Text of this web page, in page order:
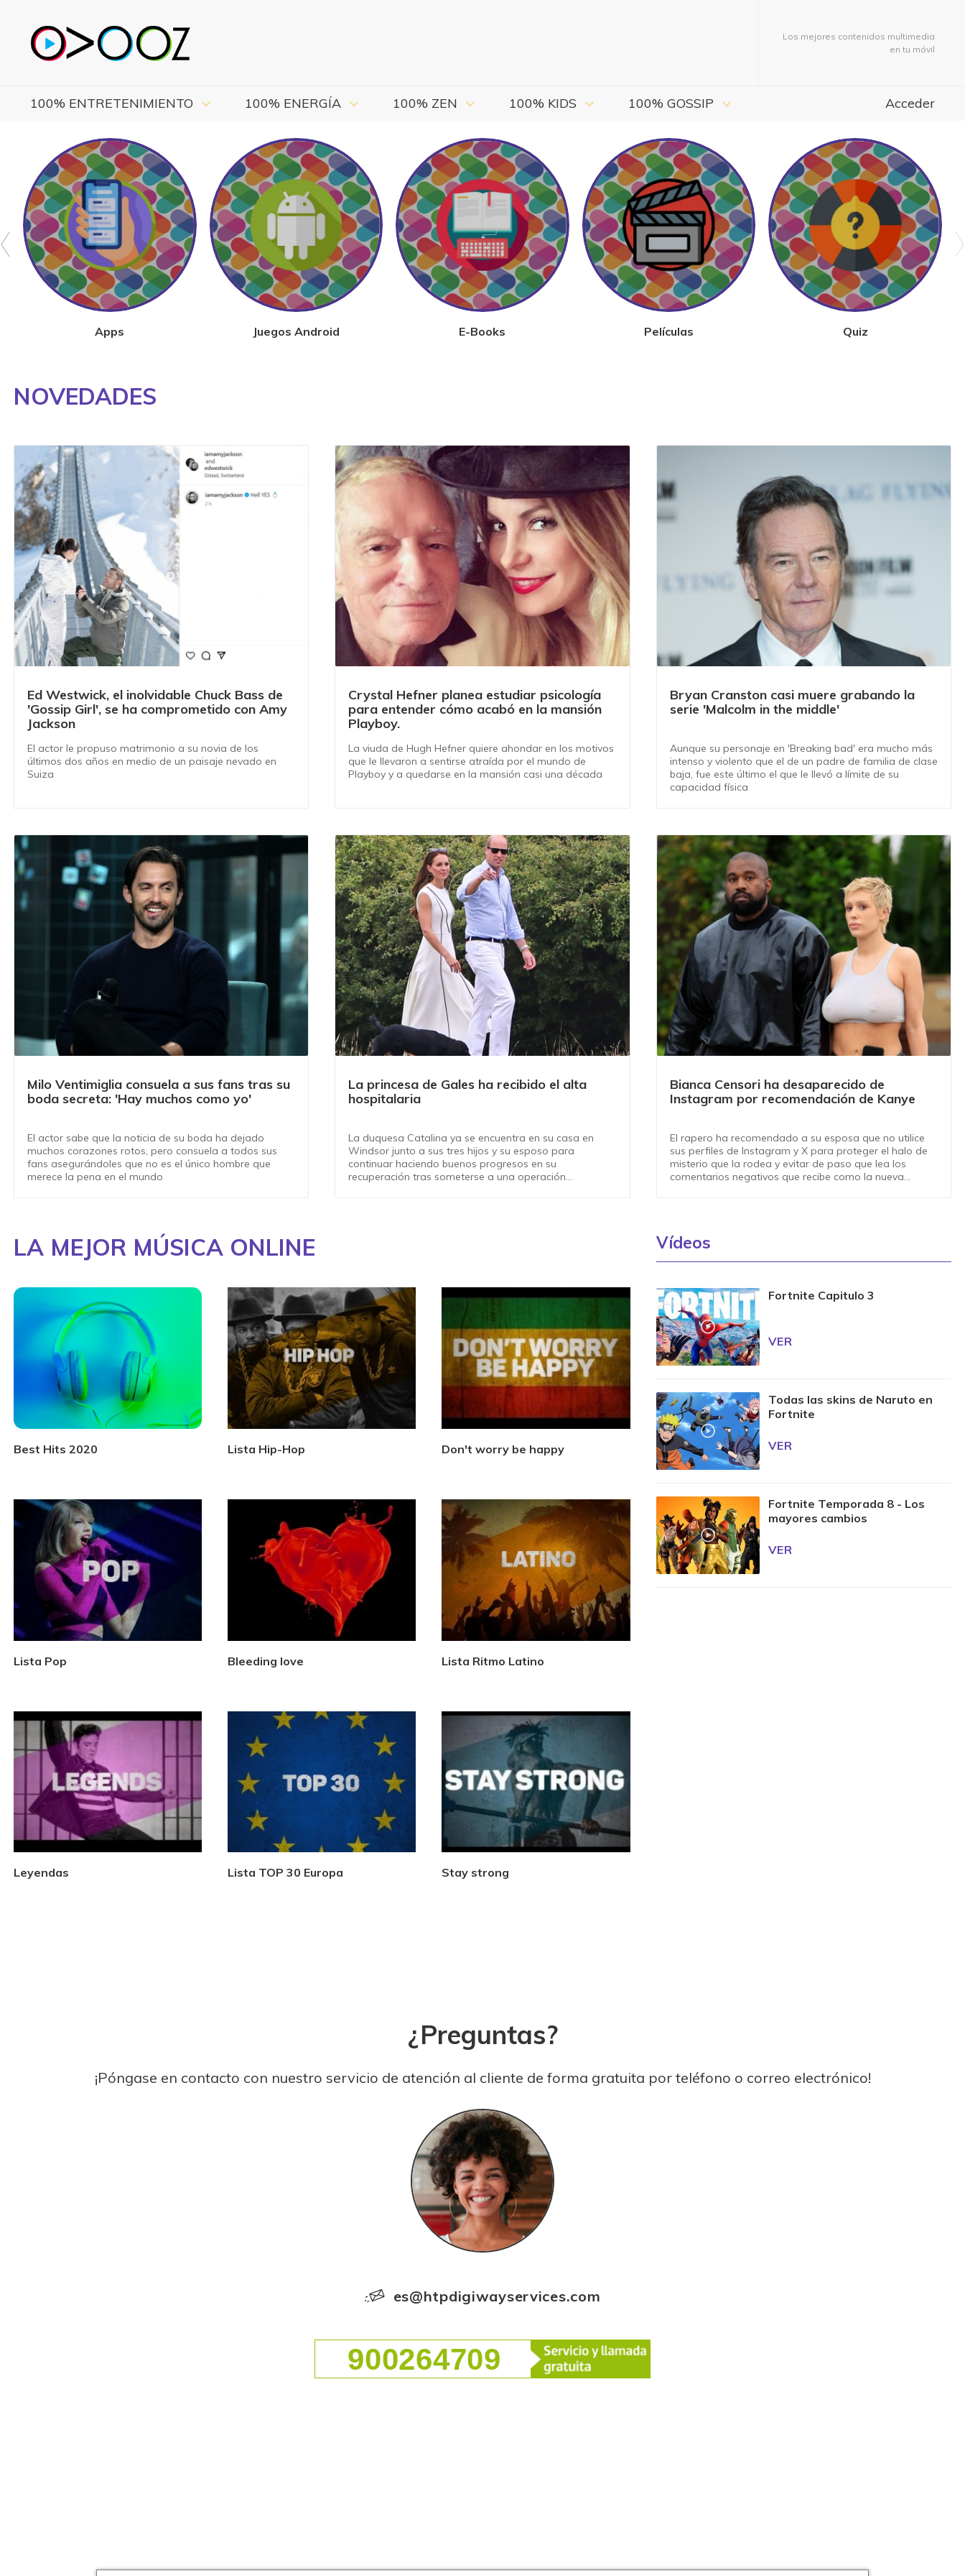
Los mejores contenidos multimedia
en tu móvil
100% ENTRETENIMIENTO 100% ENERGÍA 100% ZEN 100% KIDS 100% GOSSIP Acceder
Apps Juegos Android E-Books Películas Quiz
NOVEDADES
Ed Westwick, el inolvidable Chuck Bass de
'Gossip Girl', se ha comprometido con Amy
Jackson
El actor le propuso matrimonio a su novia de los
últimos dos años en medio de un paisaje nevado en
Suiza
Crystal Hefner planea estudiar psicología
para entender cómo acabó en la mansión
Playboy.
La viuda de Hugh Hefner quiere ahondar en los motivos
que le llevaron a sentirse atraída por el mundo de
Playboy y a quedarse en la mansión casi una década
Bryan Cranston casi muere grabando la
serie 'Malcolm in the middle'
Aunque su personaje en 'Breaking bad' era mucho más
intenso y violento que el de un padre de familia de clase
baja, fue este último el que le llevó a límite de su
capacidad física
Milo Ventimiglia consuela a sus fans tras su
boda secreta: 'Hay muchos como yo'
El actor sabe que la noticia de su boda ha dejado
muchos corazones rotos, pero consuela a todos sus
fans asegurándoles que no es el único hombre que
merece la pena en el mundo
La princesa de Gales ha recibido el alta
hospitalaria
La duquesa Catalina ya se encuentra en su casa en
Windsor junto a sus tres hijos y su esposo para
continuar haciendo buenos progresos en su
recuperación tras someterse a una operación
Bianca Censori ha desaparecido de
Instagram por recomendación de Kanye
El rapero ha recomendado a su esposa que no utilice
sus perfiles de Instagram y X para proteger el halo de
misterio que la rodea y evitar de paso que lea los
comentarios negativos que recibe como la nueva
LA MEJOR MÚSICA ONLINE
Best Hits 2020 Lista Hip-Hop Don't worry be happy
Lista Pop Bleeding love Lista Ritmo Latino
Leyendas Lista TOP 30 Europa Stay strong
Vídeos
Fortnite Capitulo 3
VER
Todas las skins de Naruto en
Fortnite
VER
Fortnite Temporada 8 - Los
mayores cambios
VER
¿Preguntas?
¡Póngase en contacto con nuestro servicio de atención al cliente de forma gratuita por teléfono o correo electrónico!
es@htpdigiwayservices.com
900264709